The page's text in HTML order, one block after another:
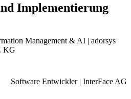
Implementierung
Management & AI | adorsys
KG
Software Entwickler | InterFace AG